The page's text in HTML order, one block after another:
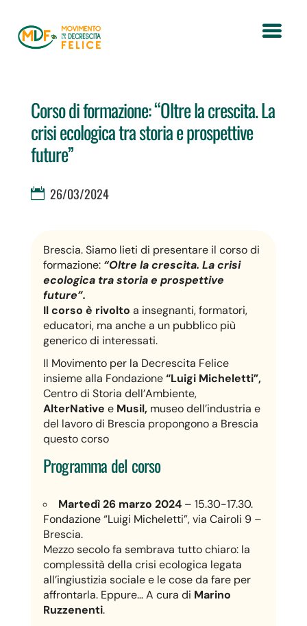
Corso di formazione: “Oltre la crescita. La
crisi ecologica tra storia e prospettive
future”
26/03/2024
Brescia. Siamo lieti di presentare il corso di
formazione: “Oltre la crescita. La crisi
ecologica tra storia e prospettive
future”.
Il corso è rivolto a insegnanti, formatori,
educatori, ma anche a un pubblico più
generico di interessati.
Il Movimento per la Decrescita Felice
insieme alla Fondazione“Luigi Micheletti”,
Centro di Storia dell’Ambiente,
AlterNative e Musil,museo dell’industria e
del lavoro di Brescia propongono a Brescia
questo corso
Programma del corso
Martedì 26 marzo 2024 – 15.30-17.30.
Fondazione “Luigi Micheletti”, via Cairoli 9 –
Brescia.
Mezzo secolo fa sembrava tutto chiaro: la
complessità della crisi ecologica legata
all’ingiustizia sociale e le cose da fare per
affrontarla. Eppure… A cura di Marino
Ruzzenenti.